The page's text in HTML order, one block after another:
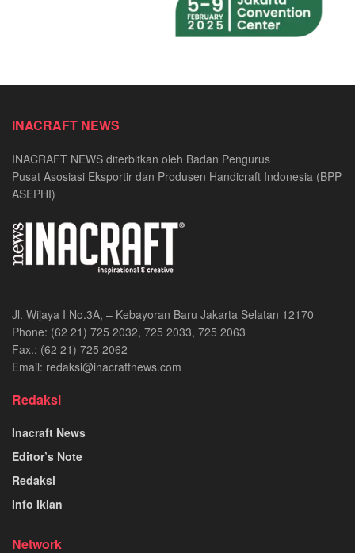
INACRAFT NEWS
INACRAFT NEWS diterbitkan oleh Badan Pengurus
Pusat Asosiasi Eksportir dan Produsen Handicraft Indonesia (BPP
ASEPHI)
Jl. Wijaya I No.3A, – Kebayoran Baru Jakarta Selatan 12170
Phone: (62 21) 725 2032, 725 2033, 725 2063
Fax.: (62 21) 725 2062
Email: redaksi@inacraftnews.com
Redaksi
Inacraft News
Editor’s Note
Redaksi
Info Iklan
Network